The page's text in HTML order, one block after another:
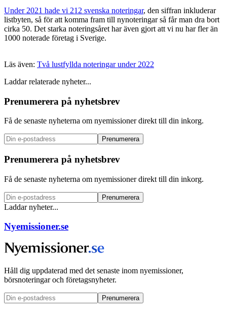
Under 2021 hade vi 212 svenska noteringar, den siffran inkluderar
listbyten, så för att komma fram till nynoteringar så får man dra bort
cirka 50. Det starka noteringsåret har även gjort att vi nu har fler än
1000 noterade företag i Sverige.
Läs även: Två lustfyllda noteringar under 2022
Laddar relaterade nyheter...
Prenumerera på nyhetsbrev
Få de senaste nyheterna om nyemissioner direkt till din inkorg.
Prenumerera
Prenumerera på nyhetsbrev
Få de senaste nyheterna om nyemissioner direkt till din inkorg.
Prenumerera
Laddar nyheter...
Nyemissioner.se
Håll dig uppdaterad med det senaste inom nyemissioner,
börsnoteringar och företagsnyheter.
Prenumerera